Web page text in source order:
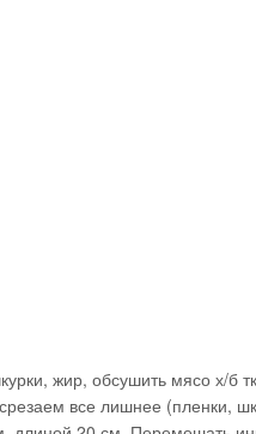
жир, обсушить мясо х/б
все лишнее (пленки,